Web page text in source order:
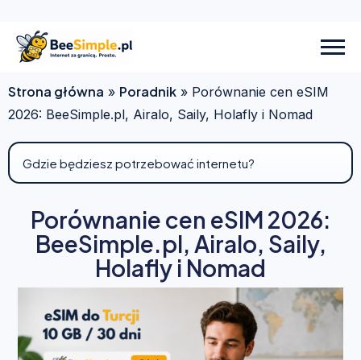
Strona główna » Poradnik » Porównanie cen eSIM
2026: BeeSimple.pl, Airalo, Saily, Holafly i Nomad
Porównanie cen eSIM 2026:
BeeSimple.pl, Airalo, Saily,
Holafly i Nomad